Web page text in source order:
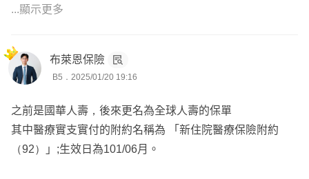
🤰新生兒保單規劃
✍️保單健檢條款分析
🚓車禍調解及勞保諮詢
🧑‍⚖️勞動法令及稅務傳承
...顯示更多
布萊恩保險
B5．2025/01/20 19:16
之前是國華人壽，後來更名為全球人壽的保單
其中醫療實支實付的附約名稱為 「新住院醫療保險附約
（92）」;生效日為101/06月。